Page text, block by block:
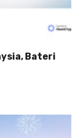
Bateri